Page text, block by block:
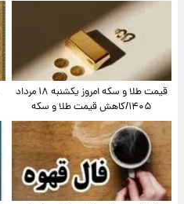
قیمت طلا و سکه امروز یکشنبه ۱۸ مرداد
۱۴۰۵/کاهش قیمت طلا و سکه